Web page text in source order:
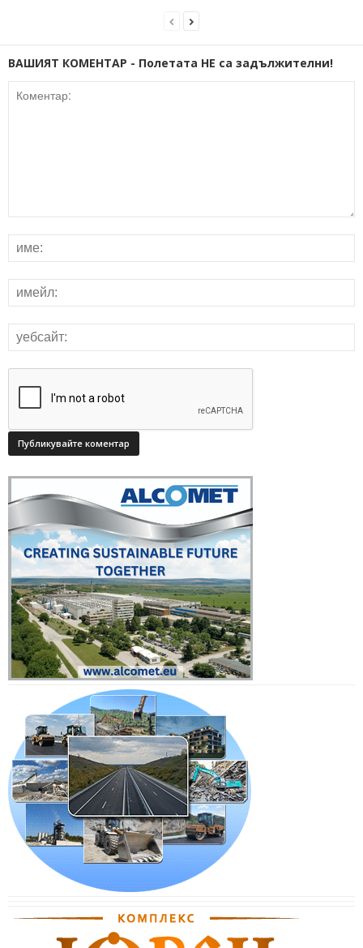
ВАШИЯТ КОМЕНТАР - Полетата НЕ са задължителни!